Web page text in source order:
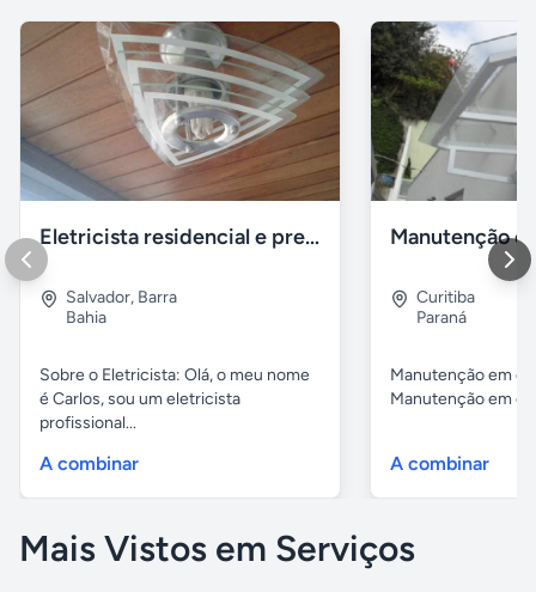
Eletricista residencial e predial em Salvador BA
Salvador, Barra
Bahia
Sobre o Eletricista: Olá, o meu nome
é Carlos, sou um eletricista
profissional...
A combinar
Curitiba
Paraná
Manutenção em
Manutenção em
A combinar
Mais Vistos em Serviços